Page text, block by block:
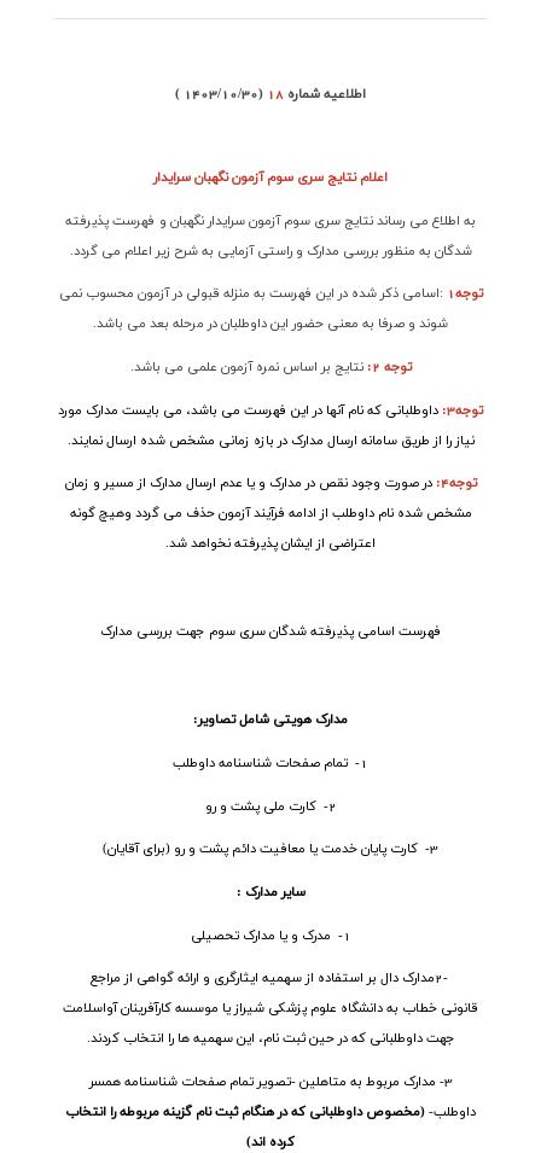
اطلاعیه شماره 18
( 1403/10/30)
اعلام نتایج سری سوم آزمون نگهبان سرایدار
به اطلاع می رساند نتایج سری سوم آزمون سرایدار نگهبان و فهرست پذیرفته
شدگان به منظور بررسی مدارک و راستی آزمایی به شرح زیر اعلام می گردد.
توجه1 :اسامی ذکر شده در این فهرست به منزله قبولی در آزمون محسوب نمی
شوند و صرفا به معنی حضور این داوطلبان در مرحله بعد می باشد.
توجه 2: نتایج بر اساس نمره آزمون علمی می باشد.
توجه3 : داوطلبانی که نام آنها در این فهرست می باشد، می بایست مدارک مورد
نیاز را از طریق سامانه ارسال مدارک در بازه زمانی مشخص شده ارسال نمایند.
توجه4 : در صورت وجود نقص در مدارک و یا عدم ارسال مدارک از مسیر و زمان
مشخص شده نام داوطلب از ادامه فرآیند آزمون حذف می گردد وهیچ گونه
اعتراضی از ایشان پذیرفته نخواهد شد.
فهرست اسامی پذیرفته شدگان سری سوم جهت بررسی مدارک
مدارک هویتی شامل تصاویر:
1- تمام صفحات شناسنامه داوطلب
2- کارت ملی پشت و رو
3- کارت پایان خدمت یا معافیت دائم پشت و رو (برای آقایان)
سایر مدارک :
1- مدرک و یا مدارک تحصیلی
2-مدارک دال بر استفاده از سهمیه ایثارگری و ارائه گواهی از مراجع
قانونی خطاب به دانشگاه علوم پزشکی شیراز یا موسسه کارآفرینان آواسلامت
جهت داوطلبانی که در حین ثبت نام، این سهمیه ها را انتخاب کردند.
3- مدارک مربوط به متاهلین -تصویر تمام صفحات شناسنامه همسر
داوطلب-(مخصوص داوطلبانی که در هنگام ثبت نام گزینه مربوطه را انتخاب
کرده اند)